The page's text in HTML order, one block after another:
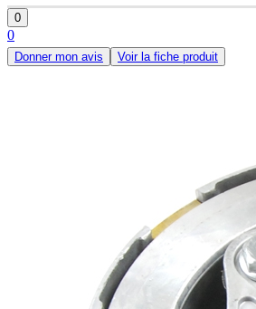
0
0
Donner mon avis Voir la fiche produit